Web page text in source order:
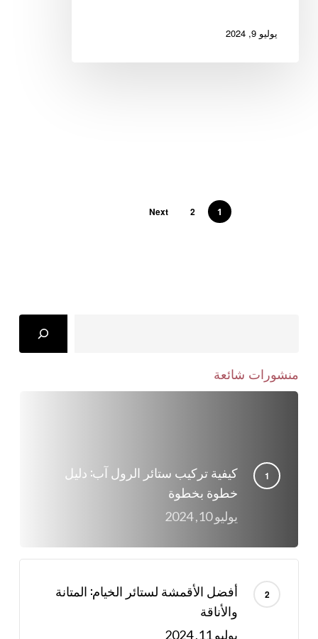
يوليو 9, 2024
1
2
Next
منشورات شائعة
كيفية تركيب ستائر الرول آب: دليل
خطوة بخطوة
يوليو 10, 2024
أفضل الأقمشة لستائر الخيام: المتانة
والأناقة
يوليو 11, 2024